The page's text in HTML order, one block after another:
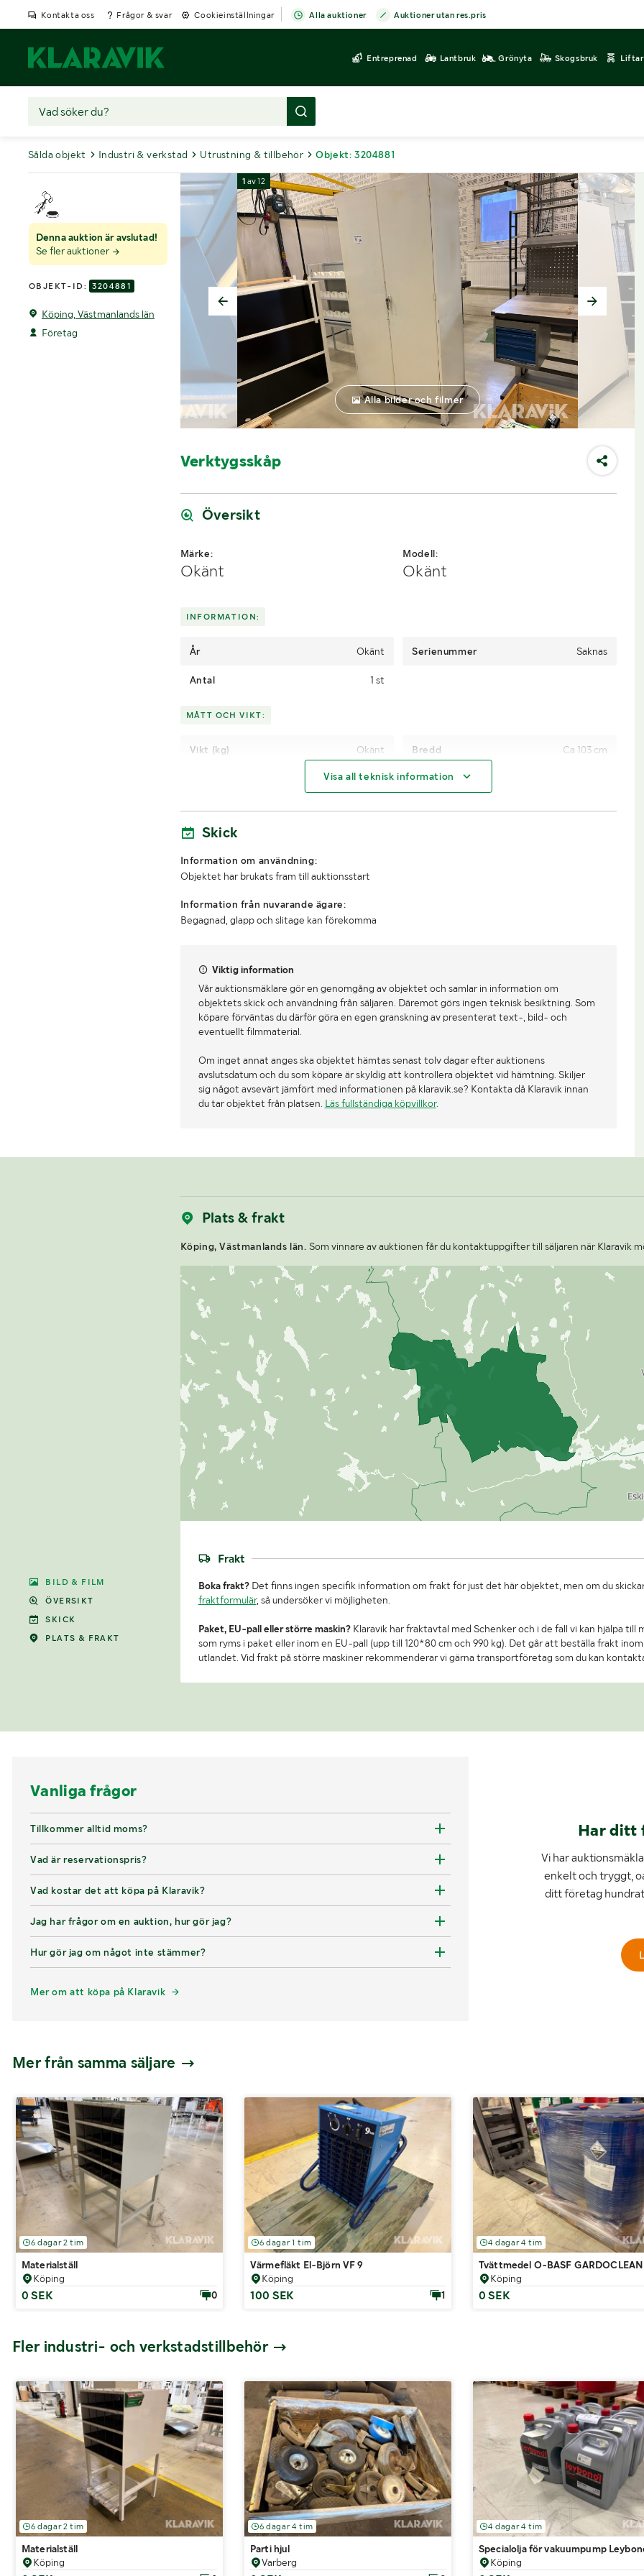
Kontakta oss Frågor & svar Cookieinställningar Alla auktioner Auktioner utan res.pris
Entreprenad Lantbruk Grönyta Skogsbruk Liftar
Sålda objekt Industri & verkstad Utrustning & tillbehör Objekt: 3204881
Denna auktion är avslutad!
Se fler auktioner
OBJEKT-ID: 3204881
Köping, Västmanlands län
Företag
BILD & FILM
ÖVERSIKT
SKICK
PLATS & FRAKT
1 av12
Alla bilder och filmer
Verktygsskåp
Översikt
Märke:
Okänt
Modell:
Okänt
INFORMATION:
År Okänt Serienummer Saknas
Antal 1 st
MÅTT OCH VIKT:
Vikt (kg) Okänt Bredd Ca 103 cm
Ca 212 cm Djup
LASTHJÄLPSINFORMATION:
Visa all teknisk information
Skick
Information om användning:
Objektet har brukats fram till auktionsstart
Information från nuvarande ägare:
Begagnad, glapp och slitage kan förekomma
Viktig information
Vår auktionsmäklare gör en genomgång av objektet och samlar in information om
objektets skick och användning från säljaren. Däremot görs ingen teknisk besiktning. Som
köpare förväntas du därför göra en egen granskning av presenterat text-, bild- och
eventuellt filmmaterial.
Om inget annat anges ska objektet hämtas senast tolv dagar efter auktionens
avslutsdatum och du som köpare är skyldig att kontrollera objektet vid hämtning. Skiljer
sig något avsevärt jämfört med informationen på klaravik.se? Kontakta då Klaravik innan
du tar objektet från platsen. Läs fullständiga köpvillkor.
Plats & frakt
Köping, Västmanlands län. Som vinnare av auktionen får du kontaktuppgifter till säljaren när Klaravik
Frakt
Boka frakt?Det finns ingen specifik information om frakt för just det här objektet, men om du
fraktformulär, så undersöker vi möjligheten.
Paket, EU-pall eller större maskin?Klaravik har fraktavtal med Schenker och i de fall vi kan hjälpa till
som ryms i paket eller inom en EU-pall (upp till 120*80 cm och 990 kg). Det går att beställa frakt
utlandet. Vid frakt på större maskiner rekommenderar vi gärna transportföretag som du kan
Vanliga frågor
Tillkommer alltid moms?
Vad är reservationspris?
Vad kostar det att köpa på Klaravik?
Jag har frågor om en auktion, hur gör jag?
Hur gör jag om något inte stämmer?
Mer om att köpa på Klaravik
Har ditt
Vi har
enkelt och tryggt,
ditt företag
Mer från samma säljare
6 dagar 2 tim
Materialställ
Köping
0 SEK 0
6 dagar 1 tim
Värmefläkt El-Björn VF 9
Köping
100 SEK 1
4 dagar 4 tim
Tvättmedel O-BASF GARDOCLEAN
Köping
0 SEK
Fler industri- och verkstadstillbehör
6 dagar 2 tim
Materialställ
Köping
6 dagar 4 tim
Parti hjul
Varberg
4 dagar 4 tim
Specialolja för vakuumpump
Köping